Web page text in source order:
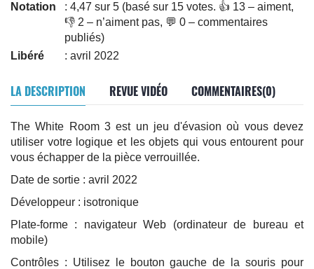
Notation
: 4,47 sur 5 (basé sur 15 votes. 👍 13 – aiment,
👎 2 – n’aiment pas, 💬 0 – commentaires
publiés)
Libéré
: avril 2022
LA DESCRIPTION REVUE VIDÉO COMMENTAIRES(0)
The White Room 3 est un jeu d'évasion où vous devez
utiliser votre logique et les objets qui vous entourent pour
vous échapper de la pièce verrouillée.
Date de sortie : avril 2022
Développeur : isotronique
Plate-forme : navigateur Web (ordinateur de bureau et
mobile)
Contrôles : Utilisez le bouton gauche de la souris pour